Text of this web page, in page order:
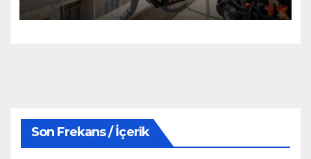
Son Frekans / İçerik